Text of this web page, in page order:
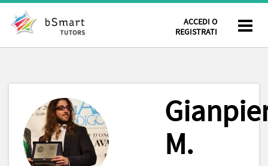
ACCEDI O
REGISTRATI
M.